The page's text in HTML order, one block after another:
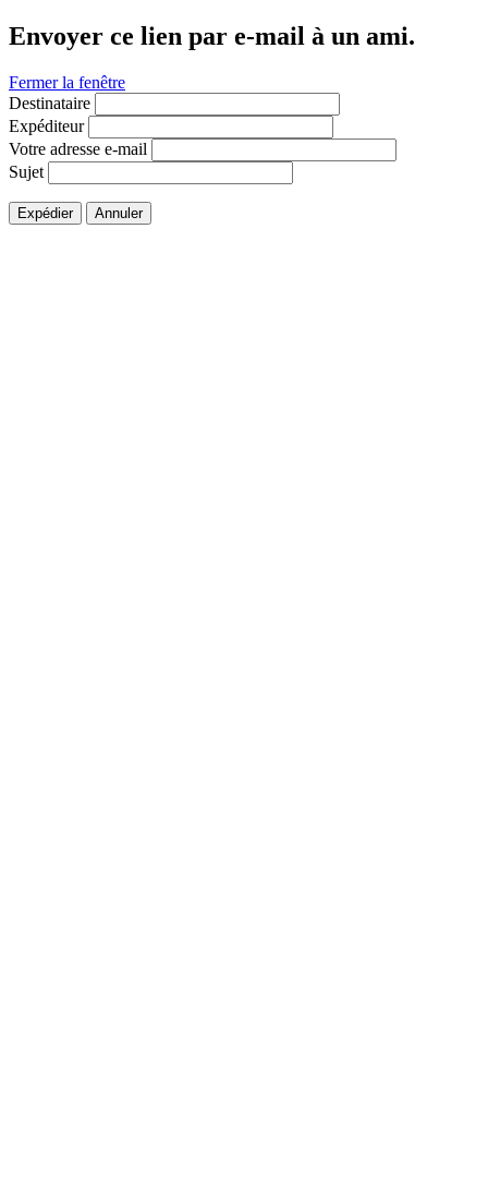
Envoyer ce lien par e-mail à un ami.
Fermer la fenêtre
Destinataire
Expéditeur
Votre adresse e-mail
Sujet
Expédier Annuler